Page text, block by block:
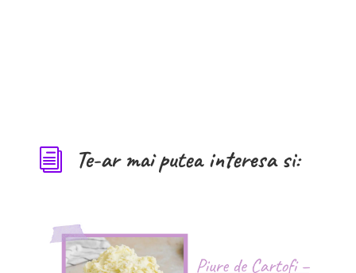
i Te-ar mai putea interesa si: